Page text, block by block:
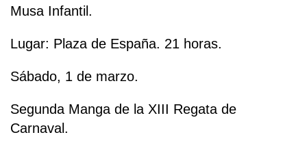
Musa Infantil.
Lugar: Plaza de España. 21 horas.
Sábado, 1 de marzo.
Segunda Manga de la XIII Regata de
Carnaval.